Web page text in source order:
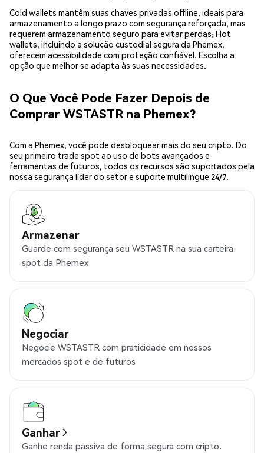
Cold wallets mantêm suas chaves privadas offline, ideais para
armazenamento a longo prazo com segurança reforçada, mas
requerem armazenamento seguro para evitar perdas; Hot
wallets, incluindo a solução custodial segura da Phemex,
oferecem acessibilidade com proteção confiável. Escolha a
opção que melhor se adapta às suas necessidades.
O Que Você Pode Fazer Depois de
Comprar WSTASTR na Phemex?
Com a Phemex, você pode desbloquear mais do seu cripto. Do
seu primeiro trade spot ao uso de bots avançados e
ferramentas de futuros, todos os recursos são suportados pela
nossa segurança líder do setor e suporte multilíngue 24/7.
Armazenar
Guarde com segurança seu WSTASTR na sua carteira
spot da Phemex
Negociar
Negocie WSTASTR com praticidade em nossos
mercados spot e de futuros
Ganhar
Ganhe renda passiva de forma segura com cripto.